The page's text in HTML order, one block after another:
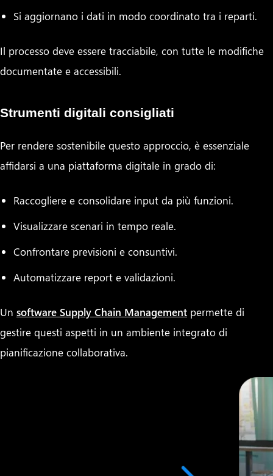
Si aggiornano i dati in modo coordinato tra i reparti.
Il processo deve essere tracciabile, con tutte le modifiche
documentate e accessibili.
Strumenti digitali consigliati
Per rendere sostenibile questo approccio, è essenziale
affidarsi a una piattaforma digitale in grado di:
Raccogliere e consolidare input da più funzioni.
Visualizzare scenari in tempo reale.
Confrontare previsioni e consuntivi.
Automatizzare report e validazioni.
Un software Supply Chain Management permette di
gestire questi aspetti in un ambiente integrato di
pianificazione collaborativa.